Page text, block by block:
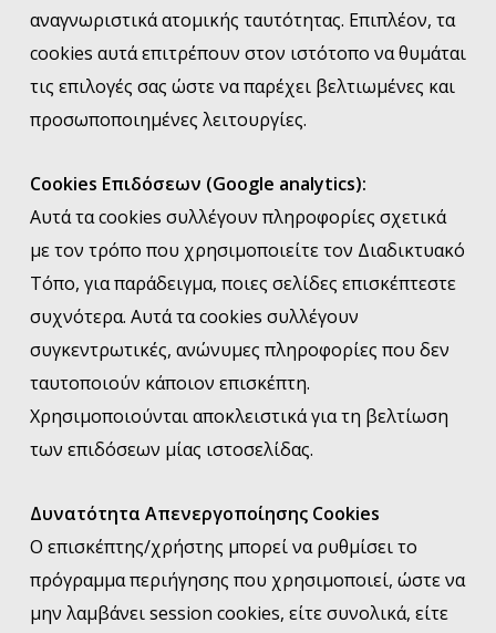
αναγνωριστικά ατομικής ταυτότητας. Επιπλέον, τα
cookies αυτά επιτρέπουν στον ιστότοπο να θυμάται
τις επιλογές σας ώστε να παρέχει βελτιωμένες και
προσωποποιημένες λειτουργίες.
Cookies Επιδόσεων (Google analytics):
Αυτά τα cookies συλλέγουν πληροφορίες σχετικά
με τον τρόπο που χρησιμοποιείτε τον Διαδικτυακό
Τόπο, για παράδειγμα, ποιες σελίδες επισκέπτεστε
συχνότερα. Αυτά τα cookies συλλέγουν
συγκεντρωτικές, ανώνυμες πληροφορίες που δεν
ταυτοποιούν κάποιον επισκέπτη.
Χρησιμοποιούνται αποκλειστικά για τη βελτίωση
των επιδόσεων μίας ιστοσελίδας.
Δυνατότητα Απενεργοποίησης Cookies
O επισκέπτης/χρήστης μπορεί να ρυθμίσει το
πρόγραμμα περιήγησης που χρησιμοποιεί, ώστε να
μην λαμβάνει session cookies, είτε συνολικά, είτε